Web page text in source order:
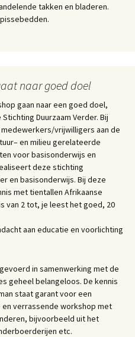
takken en bladeren.
naar goed doel
gaan naar een goed doel,
Duurzaam Verder. Bij
vrijwilligers aan de
en milieu gerelateerde
voor basisonderwijs en
deze stichting
en basisonderwijs. Bij deze
met tientallen Afrikaanse
van 2 tot, je leest het goed, 20
aan educatie en voorlichting
in samenwerking met de
geheel belangeloos. De kennis
staat garant voor een
verrassende workshop met
bijvoorbeeld uit het
etc.